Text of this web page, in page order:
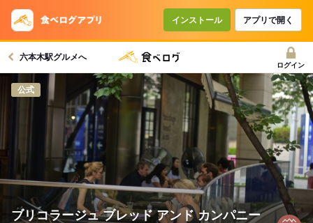
インストール アプリで開く
六本木駅グルメへ
ログイン
公式
ブリコラージュ ブレッド アンド カンパニー